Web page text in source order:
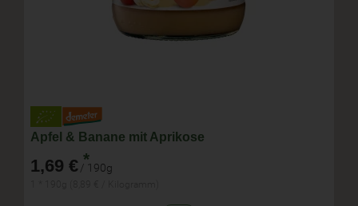
Apfel & Banane mit Aprikose
1,69 € *
/ 190g